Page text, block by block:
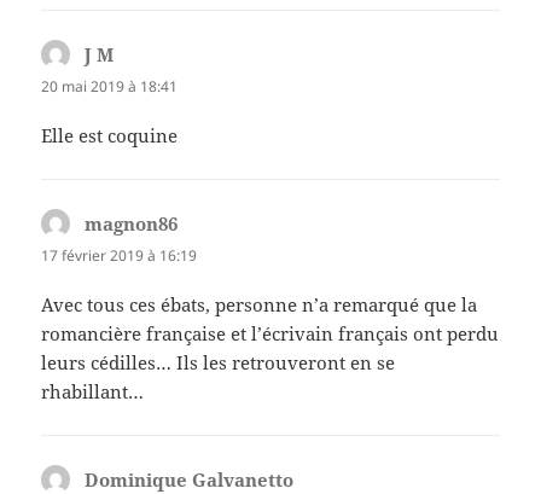
J M
20 mai 2019 à 18:41
Elle est coquine
magnon86
17 février 2019 à 16:19
Avec tous ces ébats, personne n’a remarqué que la
romancière française et l’écrivain français ont perdu
leurs cédilles… Ils les retrouveront en se
rhabillant…
Dominique Galvanetto